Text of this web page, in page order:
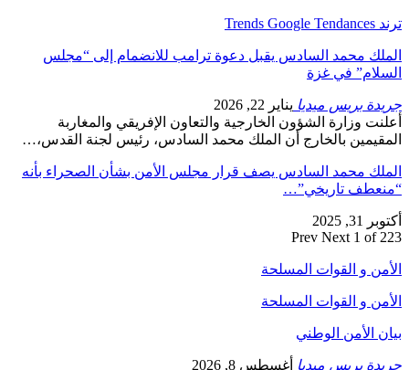
ترند Trends Google Tendances
الملك محمد السادس يقبل دعوة ترامب للانضمام إلى “مجلس
السلام” في غزة
جريدة بريس ميديا يناير 22, 2026
أعلنت وزارة الشؤون الخارجية والتعاون الإفريقي والمغاربة
المقيمين بالخارج أن الملك محمد السادس، رئيس لجنة القدس،…
الملك محمد السادس يصف قرار مجلس الأمن بشأن الصحراء بأنه
“منعطف تاريخي”…
أكتوبر 31, 2025
Prev Next 1 of 223
الأمن و القوات المسلحة
الأمن و القوات المسلحة
بيان الأمن الوطني
جريدة بريس ميديا أغسطس 8, 2026